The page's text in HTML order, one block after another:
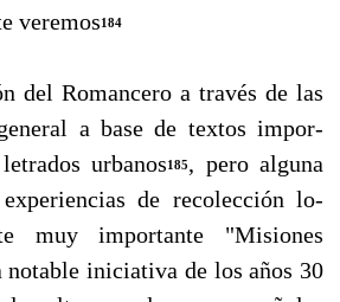
veremos184
Romancero a través de las
a base de textos impor­
urbanos185, pero alguna
de recolección lo­
muy importante "Misiones
notable iniciativa de los años 30